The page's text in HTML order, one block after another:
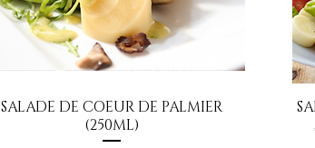
Aperçu rapide
SALADE DE COEUR DE PALMIER
(250ML)